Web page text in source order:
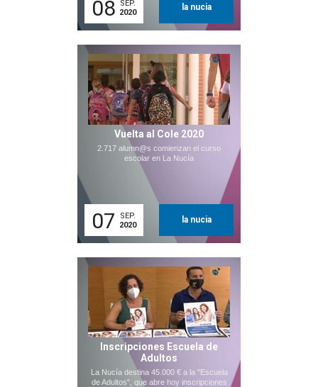
08
SEP.
2020
la nucia
Vuelta al Cole 2020
2.717 alumn@s comienzan el curso
escolar en La Nucía
07
SEP.
2020
la nucia
Inscripciones Escuela de
Adultos
La Nucía destina 45.000 € a la "Escuela
de Adultos", que abre hoy inscripciones